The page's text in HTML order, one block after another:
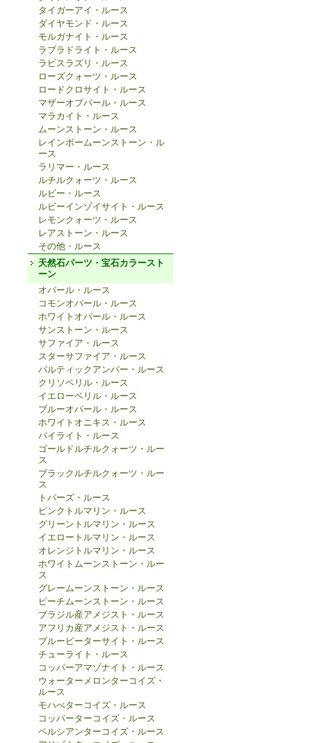
タイガーアイ・ルース
ダイヤモンド・ルース
モルガナイト・ルース
ラブラドライト・ルース
ラピスラズリ・ルース
ローズクォーツ・ルース
ロードクロサイト・ルース
マザーオブパール・ルース
マラカイト・ルース
ムーンストーン・ルース
レインボームーンストーン・ル
ース
ラリマー・ルース
ルチルクォーツ・ルース
ルビー・ルース
ルビーインゾイサイト・ルース
レモンクォーツ・ルース
レアストーン・ルース
その他・ルース
天然石パーツ・宝石カラースト
ーン
オパール・ルース
コモンオパール・ルース
ホワイトオパール・ルース
サンストーン・ルース
サファイア・ルース
スターサファイア・ルース
バルティックアンバー・ルース
クリソベリル・ルース
イエローベリル・ルース
ブルーオパール・ルース
ホワイトオニキス・ルース
パイライト・ルース
ゴールドルチルクォーツ・ルー
ス
ブラックルチルクォーツ・ルー
ス
トパーズ・ルース
ピンクトルマリン・ルース
グリーントルマリン・ルース
イエロートルマリン・ルース
オレンジトルマリン・ルース
ホワイトムーンストーン・ルー
ス
グレームーンストーン・ルース
ピーチムーンストーン・ルース
ブラジル産アメジスト・ルース
アフリカ産アメジスト・ルース
ブルーピーターサイト・ルース
チューライト・ルース
コッパーアマゾナイト・ルース
ウォーターメロンターコイズ・
ルース
モハべターコイズ・ルース
コッパーターコイズ・ルース
ペルシアンターコイズ・ルース